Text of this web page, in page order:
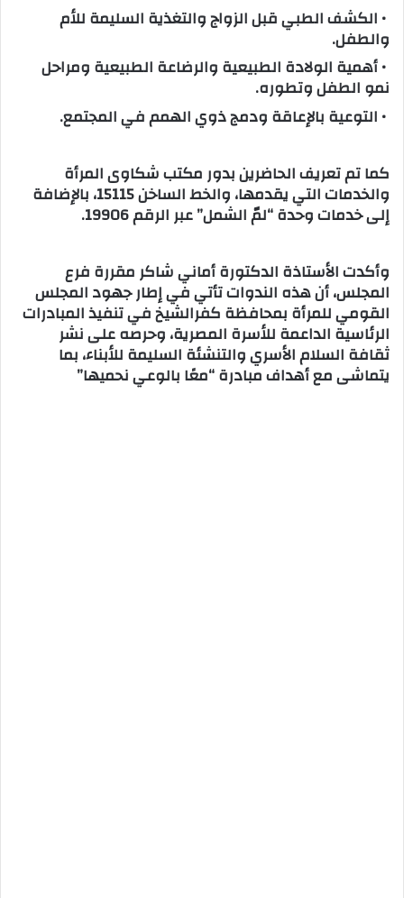
• الكشف الطبي قبل الزواج والتغذية السليمة للأم
والطفل.
• أهمية الولادة الطبيعية والرضاعة الطبيعية ومراحل
نمو الطفل وتطوره.
• التوعية بالإعاقة ودمج ذوي الهمم في المجتمع.
كما تم تعريف الحاضرين بدور مكتب شكاوى المرأة
والخدمات التي يقدمها، والخط الساخن 15115، بالإضافة
إلى خدمات وحدة “لمّ الشمل” عبر الرقم 19906.
وأكدت الأستاذة الدكتورة أماني شاكر مقررة فرع
المجلس، أن هذه الندوات تأتي في إطار جهود المجلس
القومي للمرأة بمحافظة كفرالشيخ في تنفيذ المبادرات
الرئاسية الداعمة للأسرة المصرية، وحرصه على نشر
ثقافة السلام الأسري والتنشئة السليمة للأبناء، بما
يتماشى مع أهداف مبادرة “معًا بالوعي نحميها”